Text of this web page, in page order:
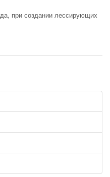
при создании лессирующих